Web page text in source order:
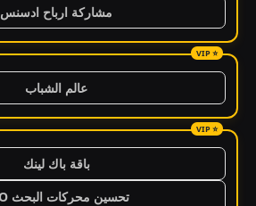
مشاركة ارباح ادسنس
عالم الشباب
باقة باك لينك
تحسين محركات البحث SEO